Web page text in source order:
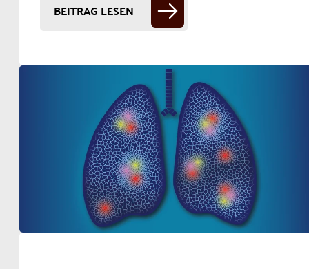
BEITRAG LESEN